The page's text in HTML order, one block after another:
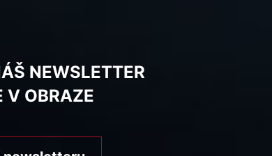
NEWSLETTER
V OBRAZE